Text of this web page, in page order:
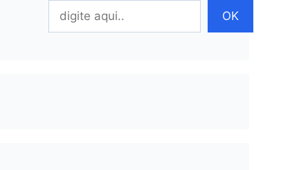
Pesquisar
OK